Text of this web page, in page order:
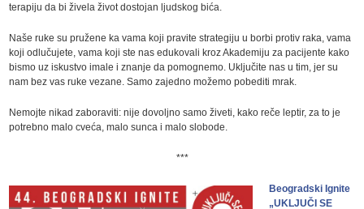
terapiju da bi živela život dostojan ljudskog bića.
Naše ruke su pružene ka vama koji pravite strategiju u borbi protiv raka, vama
koji odlučujete, vama koji ste nas edukovali kroz Akademiju za pacijente kako
bismo uz iskustvo imale i znanje da pomognemo. Uključite nas u tim, jer su
nam bez vas ruke vezane. Samo zajedno možemo pobediti mrak.
Nemojte nikad zaboraviti: nije dovoljno samo živeti, kako reče leptir, za to je
potrebno malo cveća, malo sunca i malo slobode.
***
Beogradski Ignite
„UKLJUČI SE